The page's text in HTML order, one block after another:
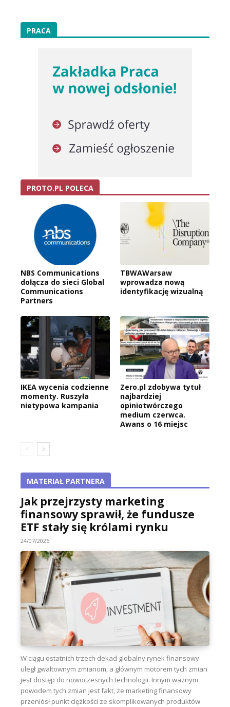
PRACA
PROTO.PL POLECA
NBS Communications
dołącza do sieci Global
Communications
Partners
TBWAWarsaw
wprowadza nową
identyfikację wizualną
IKEA wycenia codzienne
momenty. Ruszyła
nietypowa kampania
Zero.pl zdobywa tytuł
najbardziej
opiniotwórczego
medium czerwca.
Awans o 16 miejsc
MATERIAŁ PARTNERA
Jak przejrzysty marketing
finansowy sprawił, że fundusze
ETF stały się królami rynku
24/07/2026
W ciągu ostatnich trzech dekad globalny rynek finansowy
uległ gwałtownym zmianom, a głównym motorem tych zmian
jest dostęp do nowoczesnych technologii. Innym ważnym
powodem tych zmian jest fakt, że marketing finansowy
przeniósł punkt ciężkości ze skomplikowanych produktów